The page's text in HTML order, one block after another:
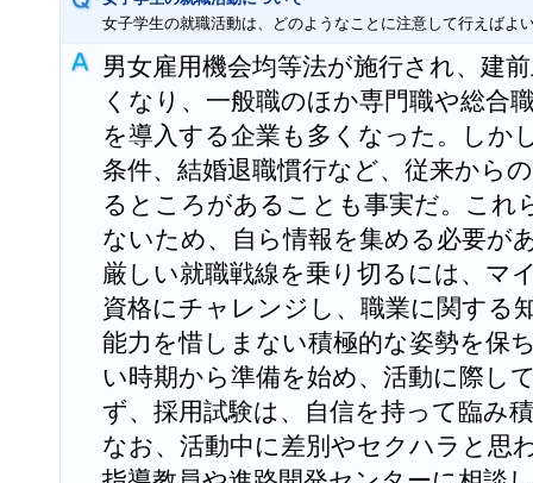
女子学生の就職活動は、どのようなことに注意して行えばよ
男女雇用機会均等法が施行され、建
くなり、一般職のほか専門職や総合
を導入する企業も多くなった。しか
条件、結婚退職慣行など、従来から
るところがあることも事実だ。これ
ないため、自ら情報を集める必要が
厳しい就職戦線を乗り切るには、マ
資格にチャレンジし、職業に関する
能力を惜しまない積極的な姿勢を保
い時期から準備を始め、活動に際し
ず、採用試験は、自信を持って臨み
なお、活動中に差別やセクハラと思